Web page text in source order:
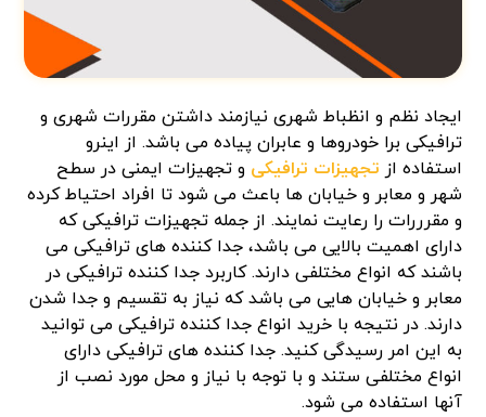
ایجاد نظم و انظباط شهری نیازمند داشتن مقررات شهری و
ترافیکی برا خودروها و عابران پیاده می باشد. از اینرو
استفاده از تجهیزات ترافیکی و تجهیزات ایمنی در سطح
شهر و معابر و خیابان ها باعث می شود تا افراد احتیاط کرده
و مقرررات را رعایت نمایند. از جمله تجهیزات ترافیکی که
دارای اهمیت بالایی می باشد، جدا کننده های ترافیکی می
باشند که انواع مختلفی دارند. کاربرد جدا کننده ترافیکی در
معابر و خیابان هایی می باشد که نیاز به تقسیم و جدا شدن
دارند. در نتیجه با خرید انواع جدا کننده ترافیکی می توانید
به این امر رسیدگی کنید. جدا کننده های ترافیکی دارای
انواع مختلفی ستند و با توجه با نیاز و محل مورد نصب از
آنها استفاده می شود.